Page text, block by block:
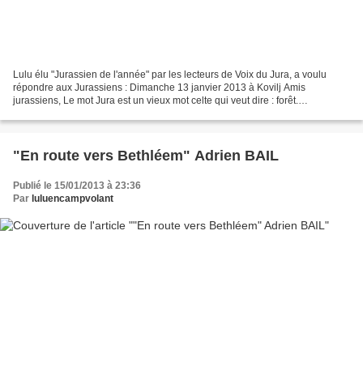
Lulu élu "Jurassien de l'année" par les lecteurs de Voix du Jura, a voulu
répondre aux Jurassiens : Dimanche 13 janvier 2013 à Kovilj Amis
jurassiens, Le mot Jura est un vieux mot celte qui veut dire : forêt.
"En route vers Bethléem" Adrien BAIL
Publié le 15/01/2013 à 23:36
Par luluencampvolant